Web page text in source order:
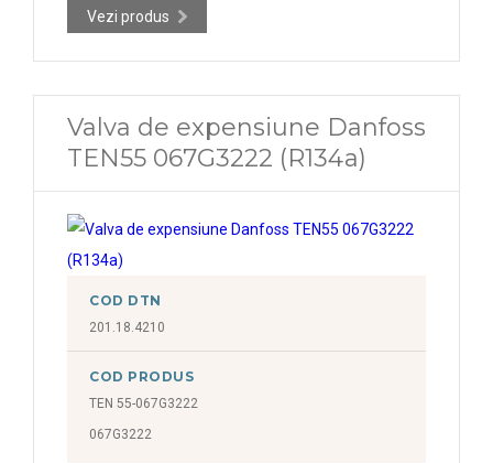
Vezi produs
Valva de expensiune Danfoss
TEN55 067G3222 (R134a)
COD DTN
201.18.4210
COD PRODUS
TEN 55-067G3222
067G3222